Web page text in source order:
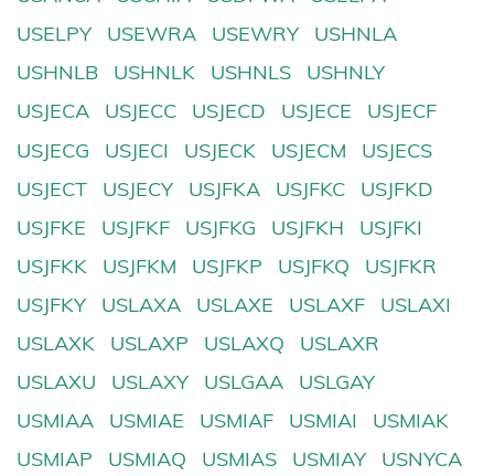
USELPY
USEWRA USEWRY
USHNLA
USHNLB
USHNLK USHNLS
USHNLY
USJECA
USJECC USJECD USJECE
USJECF
USJECG
USJECI USJECK USJECM
USJECS
USJECT
USJECY USJFKA USJFKC
USJFKD
USJFKE
USJFKF USJFKG USJFKH
USJFKI
USJFKK
USJFKM USJFKP USJFKQ
USJFKR
USJFKY
USLAXA USLAXE USLAXF
USLAXI
USLAXK
USLAXP USLAXQ
USLAXR
USLAXU
USLAXY USLGAA
USLGAY
USMIAA
USMIAE USMIAF USMIAI
USMIAK
USMIAP
USMIAQ USMIAS USMIAY
USNYCA